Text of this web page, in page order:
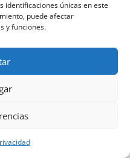
identificaciones únicas en este
puede afectar
y funciones.
el ranking
mismo.